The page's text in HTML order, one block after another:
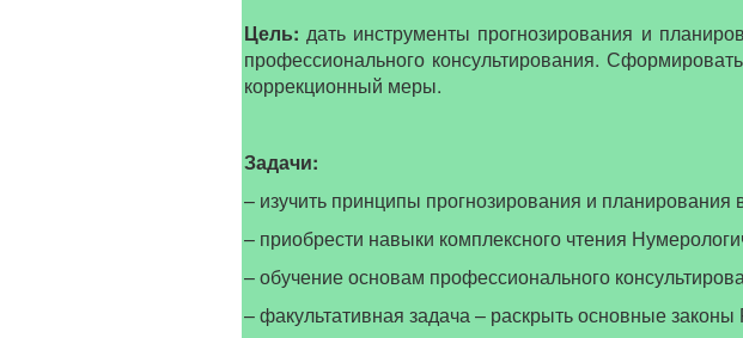
Цель: дать инструменты прогнозирования и
профессионального консультирования.
коррекционный меры.
Задачи:
– изучить принципы прогнозирования и
– приобрести навыки комплексного чтения
– обучение основам профессионального
– факультативная задача – раскрыть основные